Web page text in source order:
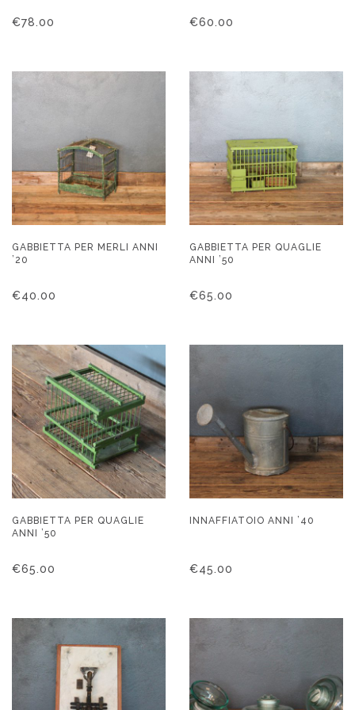
€78.00 €60.00
GABBIETTA PER MERLI ANNI
’20
€40.00
GABBIETTA PER QUAGLIE
ANNI ’50
€65.00
GABBIETTA PER QUAGLIE
ANNI ’50
€65.00
INNAFFIATOIO ANNI ’40
€45.00